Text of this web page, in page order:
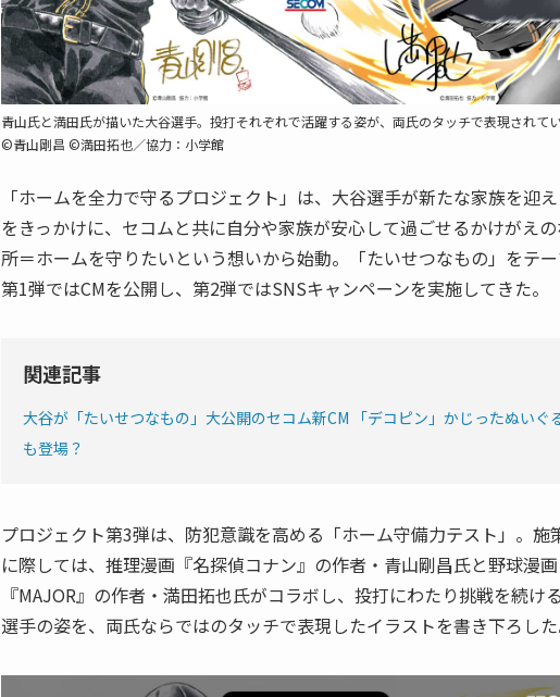
青山氏と満田氏が描いた大谷選手。投打それぞれで活躍する姿が、両氏のタッチで表現されてい
©青山剛昌 ©満田拓也／協力：小学館
「ホームを全力で守るプロジェクト」は、大谷選手が新たな家族を迎
をきっかけに、セコムと共に自分や家族が安心して過ごせるかけがえ
所＝ホームを守りたいという想いから始動。「たいせつなもの」をテー
第1弾ではCMを公開し、第2弾ではSNSキャンペーンを実施してきた。
関連記事
大谷が「たいせつなもの」大公開のセコム新CM 「デコピン」かじったぬいぐ
も登場？
プロジェクト第3弾は、防犯意識を高める「ホーム守備力テスト」。施
に際しては、推理漫画『名探偵コナン』の作者・青山剛昌氏と野球漫画
『MAJOR』の作者・満田拓也氏がコラボし、投打にわたり挑戦を続け
選手の姿を、両氏ならではのタッチで表現したイラストを書き下ろした